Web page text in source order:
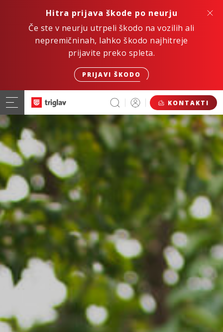
Hitra prijava škode po neurju
Če ste v neurju utrpeli škodo na vozilih ali
nepremičninah, lahko škodo najhitreje
prijavite preko spleta.
PRIJAVI ŠKODO
KONTAKTI